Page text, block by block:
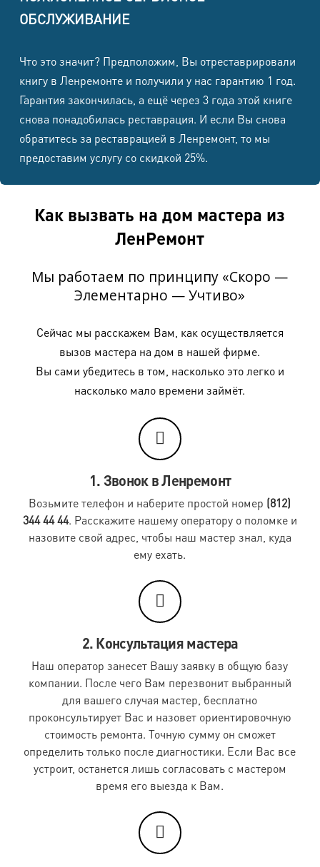
ОБСЛУЖИВАНИЕ
Что это значит? Предположим, Вы отреставрировали
книгу в Ленремонте и получили у нас гарантию 1 год.
Гарантия закончилась, а ещё через 3 года этой книге
снова понадобилась реставрация. И если Вы снова
обратитесь за реставрацией в Ленремонт, то мы
предоставим услугу со скидкой 25%.
Как вызвать на дом мастера из
ЛенРемонт
Мы работаем по принципу «Скоро —
Элементарно — Учтиво»
Сейчас мы расскажем Вам, как осуществляется
вызов мастера на дом в нашей фирме.
Вы сами убедитесь в том, насколько это легко и
насколько мало времени займёт.
1. Звонок в Ленремонт
Возьмите телефон и наберите простой номер (812)
344 44 44. Расскажите нашему оператору о поломке и
назовите свой адрес, чтобы наш мастер знал, куда
ему ехать.
2. Консультация мастера
Наш оператор занесет Вашу заявку в общую базу
компании. После чего Вам перезвонит выбранный
для вашего случая мастер, бесплатно
проконсультирует Вас и назовет ориентировочную
стоимость ремонта. Точную сумму он сможет
определить только после диагностики. Если Вас все
устроит, останется лишь согласовать с мастером
время его выезда к Вам.